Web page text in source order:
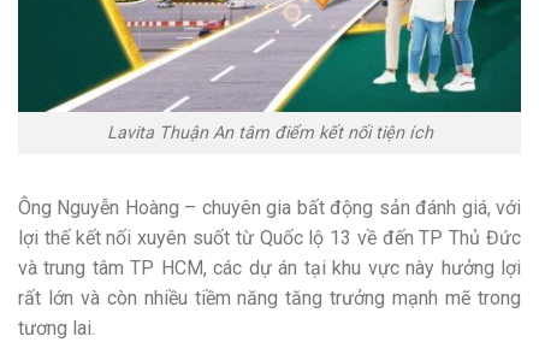
Lavita Thuận An tâm điểm kết nối tiện ích
Ông Nguyễn Hoàng – chuyên gia bất động sản đánh giá, với
lợi thế kết nối xuyên suốt từ Quốc lộ 13 về đến TP Thủ Đức
và trung tâm TP HCM, các dự án tại khu vực này hưởng lợi
rất lớn và còn nhiều tiềm năng tăng trưởng mạnh mẽ trong
tương lai.